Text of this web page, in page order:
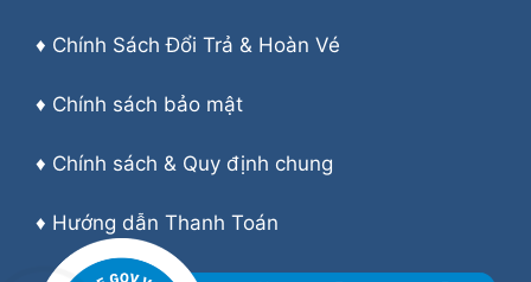
♦ Chính Sách Đổi Trả & Hoàn Vé
♦ Chính sách bảo mật
♦ Chính sách & Quy định chung
♦ Hướng dẫn Thanh Toán